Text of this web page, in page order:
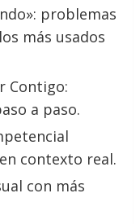
problemas
más usados
Contigo:
a paso.
contexto real.
con más